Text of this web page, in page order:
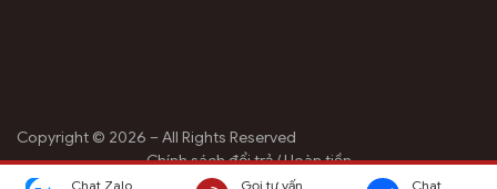
Copyright © 2026 – All Rights Reserved
Chính sách đổi trả / Hoàn tiền
Chính sách bảo mật thông tin
Chat Zalo Gọi tư vấn Chat